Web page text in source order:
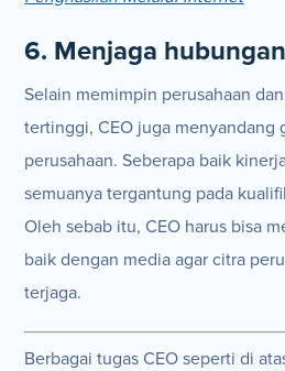
6. Menjaga
Selain memimpin perusahaan
tertinggi, CEO juga menyandang
perusahaan. Seberapa baik
semuanya tergantung pada
Oleh sebab itu, CEO harus bisa
baik dengan media agar citra
terjaga.
Berbagai tugas CEO seperti di